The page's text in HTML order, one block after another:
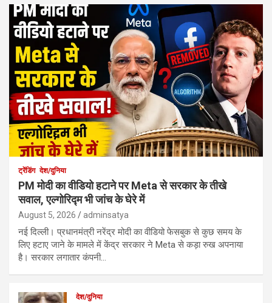
ट्रेंडिंग देश/दुनिया
PM मोदी का वीडियो हटाने पर Meta से सरकार के तीखे
सवाल, एल्गोरिद्म भी जांच के घेरे में
August 5, 2026 adminsatya
नई दिल्ली। प्रधानमंत्री नरेंद्र मोदी का वीडियो फेसबुक से कुछ समय के
लिए हटाए जाने के मामले में केंद्र सरकार ने Meta से कड़ा रुख अपनाया
है। सरकार लगातार कंपनी…
देश/दुनिया